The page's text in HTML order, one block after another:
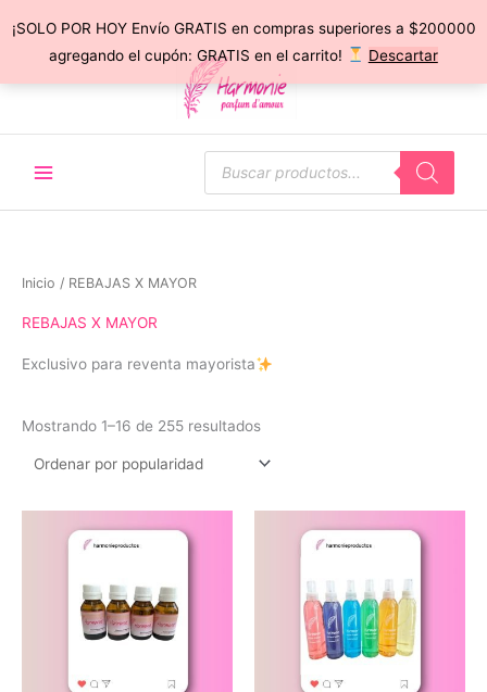
¡SOLO POR HOY Envío GRATIS en compras superiores a $200000
agregando el cupón: GRATIS en el carrito!
Descartar
Búsqueda
Inicio / REBAJAS X MAYOR
REBAJAS X MAYOR
Exclusivo para reventa mayorista
Mostrando 1–16 de 255 resultadosOrdenado